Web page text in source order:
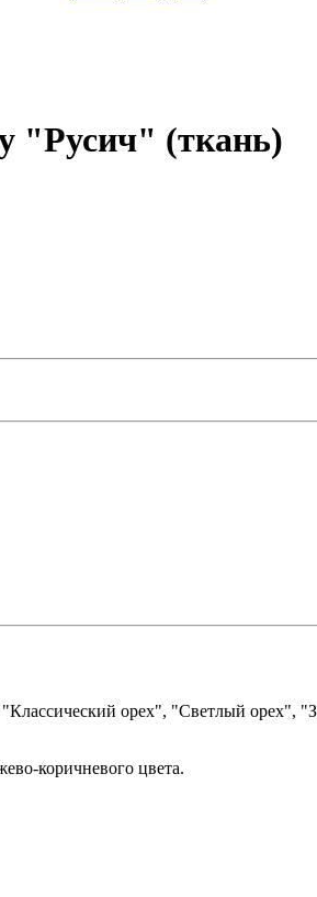
"Русич" (ткань)
орех", "Светлый
коричневого цвета.